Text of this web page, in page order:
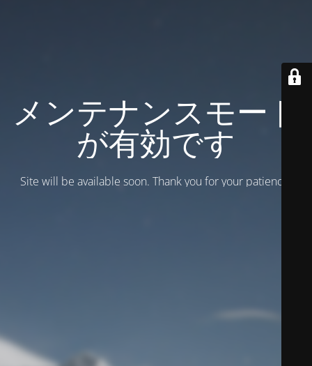
メンテナンスモード
が有効です
Site will be available soon. Thank you for your patience!